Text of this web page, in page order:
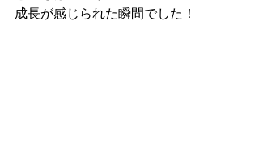
成長が感じられた瞬間でした！